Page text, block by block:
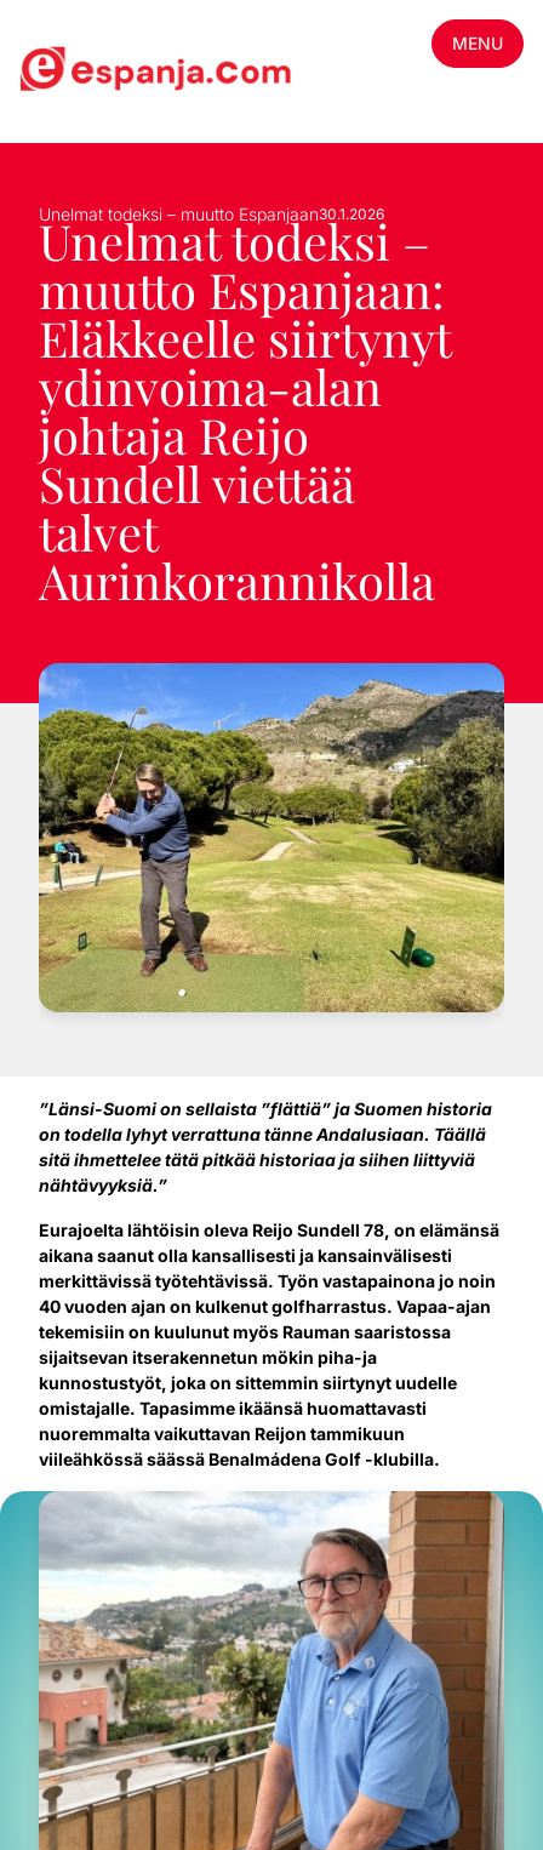
MENU
Unelmat todeksi – muutto Espanjaan30.1.2026
Unelmat todeksi –
muutto Espanjaan:
Eläkkeelle siirtynyt
ydinvoima-alan
johtaja Reijo
Sundell viettää
talvet
Aurinkorannikolla
”Länsi-Suomi on sellaista ”flättiä” ja Suomen historia
on todella lyhyt verrattuna tänne Andalusiaan. Täällä
sitä ihmettelee tätä pitkää historiaa ja siihen liittyviä
nähtävyyksiä.”
Eurajoelta lähtöisin oleva Reijo Sundell 78, on elämänsä
aikana saanut olla kansallisesti ja kansainvälisesti
merkittävissä työtehtävissä. Työn vastapainona jo noin
40 vuoden ajan on kulkenut golfharrastus. Vapaa-ajan
tekemisiin on kuulunut myös Rauman saaristossa
sijaitsevan itserakennetun mökin piha-ja
kunnostustyöt, joka on sittemmin siirtynyt uudelle
omistajalle. Tapasimme ikäänsä huomattavasti
nuoremmalta vaikuttavan Reijon tammikuun
viileähkössä säässä Benalmádena Golf -klubilla.